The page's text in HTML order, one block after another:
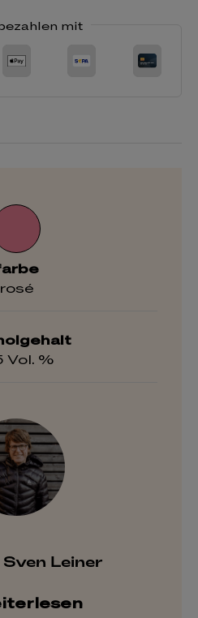
mit
rosé
Vol. %
Leiner